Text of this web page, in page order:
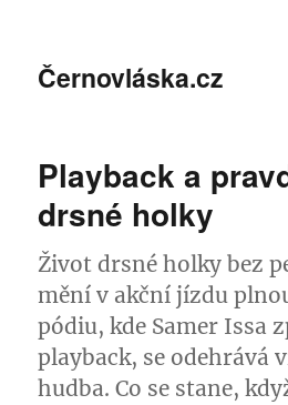
Černovláska.cz
Playback a
drsné holky
Život drsné holky bez
mění v akční jízdu
pódiu, kde Samer Issa
playback, se odehrává
hudba. Co se stane,